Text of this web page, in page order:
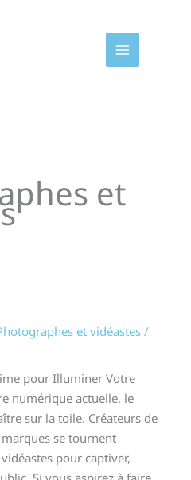
et
et vidéastes/
pour Illuminer Votre
numérique actuelle, le
sur la toile. Créateurs de
se tournent
pour captiver,